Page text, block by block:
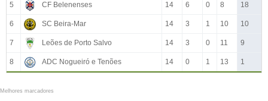
5 CF Belenenses 14 6 0 8 18
6 SC Beira-Mar 14 3 1 10 10
7 Leões de Porto Salvo 14 3 0 11 9
8 ADC Nogueiró e Tenões 14 0 1 13 1
Melhores marcadores